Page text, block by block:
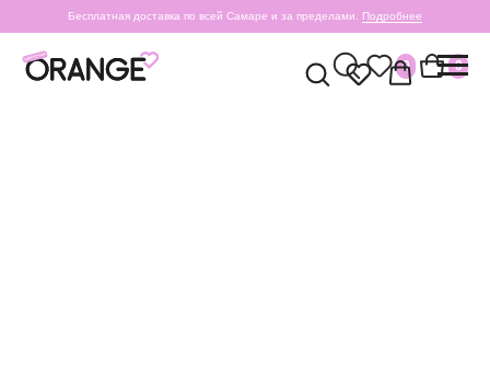
0 0
Бесплатная доставка по всей Самаре и за пределами. Подробнее